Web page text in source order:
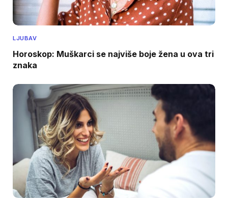
LJUBAV
Horoskop: Muškarci se najviše boje žena u ova tri
znaka